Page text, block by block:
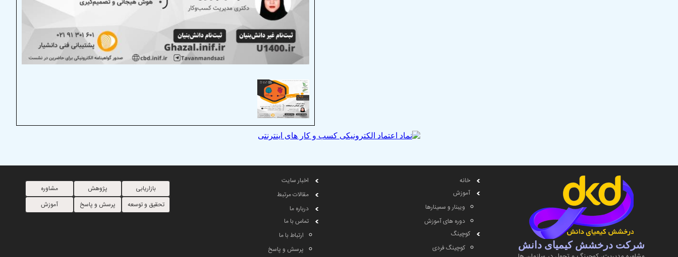
شرکت درخشش کیمیای دانش
خانه
آموزش
ویبنار و سمینارها
دوره های آموزش
کوچینگ
کوچینگ فردی
اخبار سایت
مقالات مرتبط
درباره ما
تماس با ما
ارتباط با ما
پرسش و پاسخ
بازاریابی پژوهش
مشاوره
تحقیق و توسعه
پرسش و پاسخ آموزش